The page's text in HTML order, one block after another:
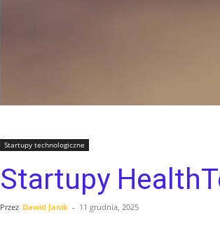
Startupy technologiczne
Startupy
Przez Dawid Janik - 11 grudnia, 2025